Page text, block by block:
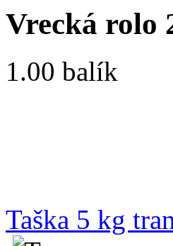
Vrecká rolo
1.00 balík
Taška 5 kg